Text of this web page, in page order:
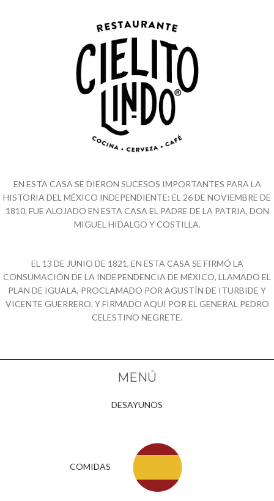
EN ESTA CASA SE DIERON SUCESOS IMPORTANTES PARA LA
HISTORIA DEL MÉXICO INDEPENDIENTE: EL 26 DE NOVIEMBRE DE
1810, FUE ALOJADO EN ESTA CASA EL PADRE DE LA PATRIA, DON
MIGUEL HIDALGO Y COSTILLA.
EL 13 DE JUNIO DE 1821, EN ESTA CASA SE FIRMÓ LA
CONSUMACIÓN DE LA INDEPENDENCIA DE MÉXICO, LLAMADO EL
PLAN DE IGUALA, PROCLAMADO POR AGUSTÍN DE ITURBIDE Y
VICENTE GUERRERO, Y FIRMADO AQUÍ POR EL GENERAL PEDRO
CELESTINO NEGRETE.
MENÚ
DESAYUNOS
COMIDAS